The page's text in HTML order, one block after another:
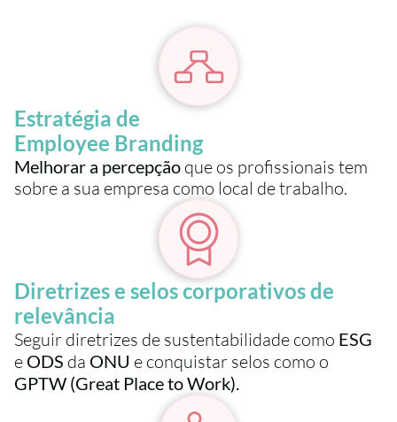
tangível que faz com o que
, o que leva a um senso
de pertencimento e
Estratégia de
Employee Branding
Melhorar a percepção que os profissionais tem
sobre a sua empresa como local de trabalho.
Diretrizes e selos corporativos de
relevância
Seguir diretrizes de sustentabilidade como ESG
e ODS da ONU
GPTW (Great Place to Work).